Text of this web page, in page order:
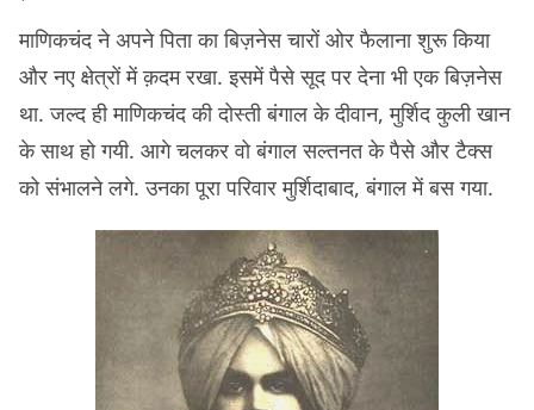
माणिकचंद ने अपने पिता का बिज़नेस चारों ओर फैलाना शुरू किया
और नए क्षेत्रों में क़दम रखा. इसमें पैसे सूद पर देना भी एक बिज़नेस
था. जल्द ही माणिकचंद की दोस्ती बंगाल के दीवान, मुर्शिद कुली खान
के साथ हो गयी. आगे चलकर वो बंगाल सल्तनत के पैसे और टैक्स
को संभालने लगे. उनका पूरा परिवार मुर्शिदाबाद, बंगाल में बस गया.